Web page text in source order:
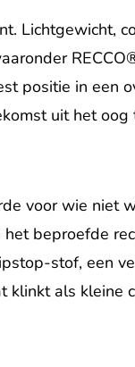
Lichtgewicht,
positie in een
uit het oog
voor wie niet
beproefde
stof, een
klinkt als kleine